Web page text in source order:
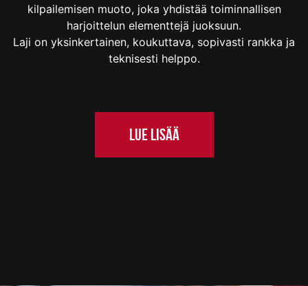
kilpailemisen muoto, joka yhdistää toiminnallisen
harjoittelun elementtejä juoksuun.
Laji on yksinkertainen, koukuttava, sopivasti rankka ja
teknisesti helppo.
LUE LISÄÄ